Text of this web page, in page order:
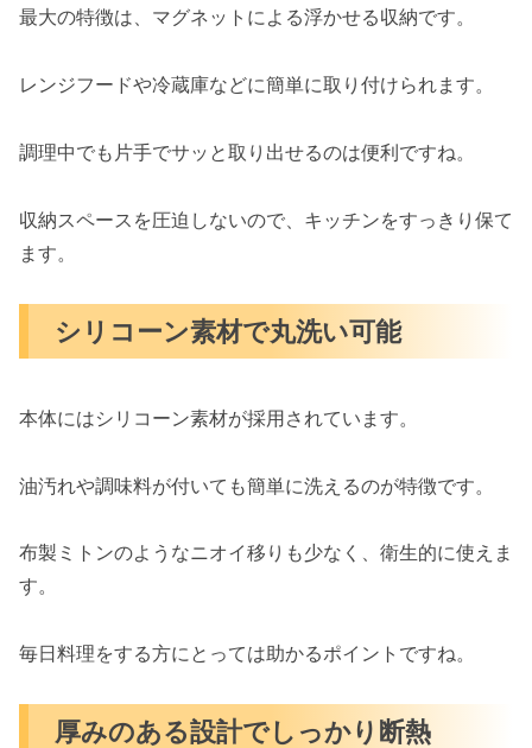
最大の特徴は、マグネットによる浮かせる収納です。
レンジフードや冷蔵庫などに簡単に取り付けられます。
調理中でも片手でサッと取り出せるのは便利ですね。
収納スペースを圧迫しないので、キッチンをすっきり保て
ます。
シリコーン素材で丸洗い可能
本体にはシリコーン素材が採用されています。
油汚れや調味料が付いても簡単に洗えるのが特徴です。
布製ミトンのようなニオイ移りも少なく、衛生的に使えま
す。
毎日料理をする方にとっては助かるポイントですね。
厚みのある設計でしっかり断熱